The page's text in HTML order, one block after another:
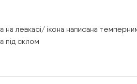
на левкасі/ ікона написана
під склом